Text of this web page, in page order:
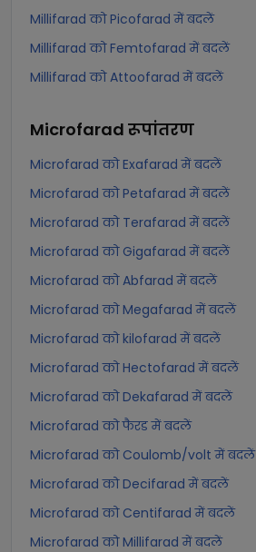
Millifarad को Picofarad में बदलें
Millifarad को Femtofarad में बदलें
Millifarad को Attoofarad में बदलें
Microfarad रूपांतरण
Microfarad को Exafarad में बदलें
Microfarad को Petafarad में बदलें
Microfarad को Terafarad में बदलें
Microfarad को Gigafarad में बदलें
Microfarad को Abfarad में बदलें
Microfarad को Megafarad में बदलें
Microfarad को kilofarad में बदलें
Microfarad को Hectofarad में बदलें
Microfarad को Dekafarad में बदलें
Microfarad को फैरड में बदलें
Microfarad को Coulomb/volt में बदलें
Microfarad को Decifarad में बदलें
Microfarad को Centifarad में बदलें
Microfarad को Millifarad में बदलें